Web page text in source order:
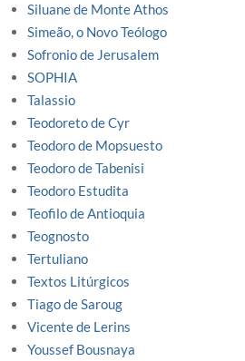
Siluane de Monte Athos
Simeão, o Novo Teólogo
Sofronio de Jerusalem
SOPHIA
Talassio
Teodoreto de Cyr
Teodoro de Mopsuesto
Teodoro de Tabenisi
Teodoro Estudita
Teofilo de Antioquia
Teognosto
Tertuliano
Textos Litúrgicos
Tiago de Saroug
Vicente de Lerins
Youssef Bousnaya